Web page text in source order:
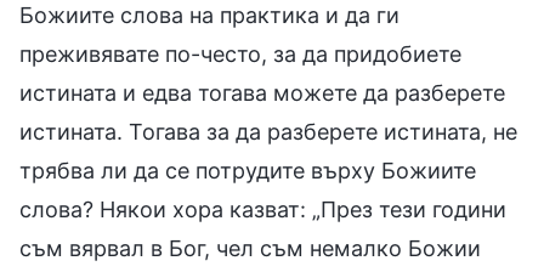
Божиите слова на практика и да ги
преживявате по-често, за да придобиете
истината и едва тогава можете да разберете
истината. Тогава за да разберете истината, не
трябва ли да се потрудите върху Божиите
слова? Някои хора казват: „През тези години
съм вярвал в Бог, чел съм немалко Божии